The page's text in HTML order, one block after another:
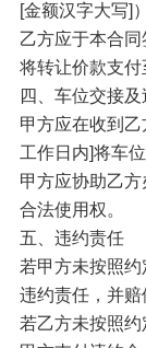
[金额汉字大写]）
乙方应于本合
将转让价款支付
四、车位交接
甲方应在收到
工作日内]将车
甲方应协助乙
合法使用权。
五、违约责任
若甲方未按照
违约责任，并赔
若乙方未按照